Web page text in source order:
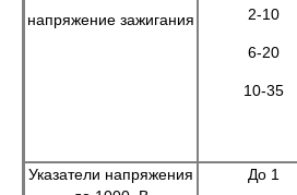
напряжение зажигания 2-10
6-20
10-35
Указатели напряжения
До 1